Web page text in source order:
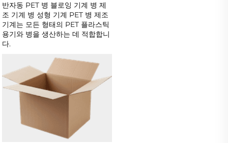
반자동 PET 병 블로잉 기계 병 제
조 기계 병 성형 기계 PET 병 제조
기계는 모든 형태의 PET 플라스틱
용기와 병을 생산하는 데 적합합니
다.